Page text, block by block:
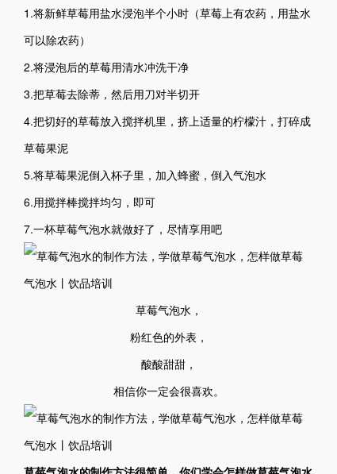
1.将新鲜草莓用盐水浸泡半个小时（草莓上有农药，用盐水
可以除农药）
2.将浸泡后的草莓用清水冲洗干净
3.把草莓去除蒂，然后用刀对半切开
4.把切好的草莓放入搅拌机里，挤上适量的柠檬汁，打碎成
草莓果泥
5.将草莓果泥倒入杯子里，加入蜂蜜，倒入气泡水
6.用搅拌棒搅拌均匀，即可
7.一杯草莓气泡水就做好了，尽情享用吧
草莓气泡水，
粉红色的外表，
酸酸甜甜，
相信你一定会很喜欢。